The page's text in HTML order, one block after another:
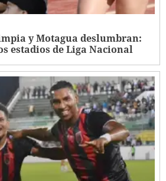
y Motagua deslumbran:
estadios de Liga Nacional